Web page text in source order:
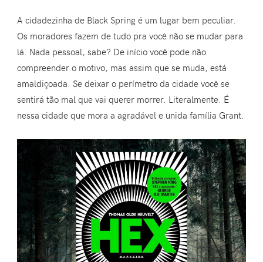
A cidadezinha de Black Spring é um lugar bem peculiar.
Os moradores fazem de tudo pra você não se mudar para
lá. Nada pessoal, sabe? De início você pode não
compreender o motivo, mas assim que se muda, está
amaldiçoada. Se deixar o perímetro da cidade você se
sentirá tão mal que vai querer morrer. Literalmente. É
nessa cidade que mora a agradável e unida família Grant.